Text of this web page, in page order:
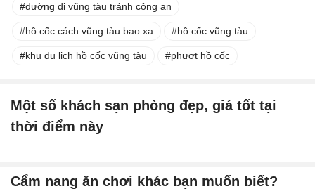
đường đi vũng tàu tránh công an
hồ cốc cách vũng tàu bao xa hồ cốc vũng tàu
khu du lịch hồ cốc vũng tàu phượt hồ cốc
Một số khách sạn phòng đẹp, giá tốt tại
thời điểm này
Cẩm nang ăn chơi khác bạn muốn biết?